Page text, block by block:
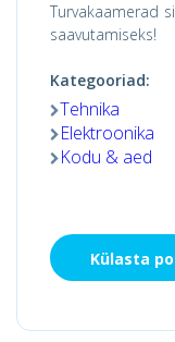
Turvakaamerad
saavutamiseks!
Kategooriad:
Tehnika
Elektroonika
Kodu & aed
Külasta